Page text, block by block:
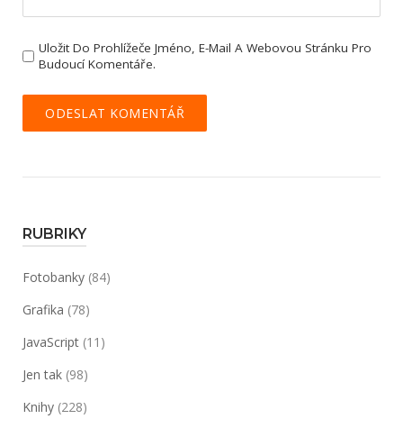
Uložit Do Prohlížeče Jméno, E-Mail A Webovou Stránku Pro
Budoucí Komentáře.
RUBRIKY
Fotobanky (84)
Grafika (78)
JavaScript (11)
Jen tak (98)
Knihy (228)